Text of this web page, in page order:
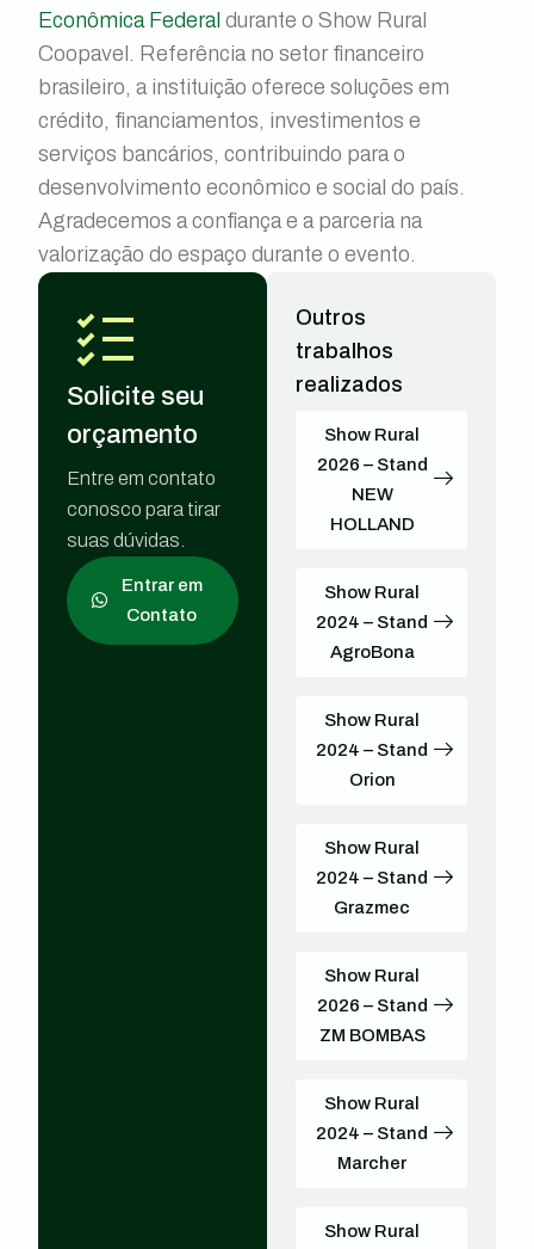
Econômica Federal durante o Show Rural
Coopavel. Referência no setor financeiro
brasileiro, a instituição oferece soluções em
crédito, financiamentos, investimentos e
serviços bancários, contribuindo para o
desenvolvimento econômico e social do país.
Agradecemos a confiança e a parceria na
valorização do espaço durante o evento.
Solicite seu
orçamento
Entre em contato
conosco para tirar
suas dúvidas.
Entrar em
Contato
Outros
trabalhos
realizados
Show Rural
2026 – Stand
NEW
HOLLAND
Show Rural
2024 – Stand
AgroBona
Show Rural
2024 – Stand
Orion
Show Rural
2024 – Stand
Grazmec
Show Rural
2026 – Stand
ZM BOMBAS
Show Rural
2024 – Stand
Marcher
Show Rural